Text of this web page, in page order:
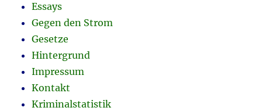
Essays
Gegen den Strom
Gesetze
Hintergrund
Impressum
Kontakt
Kriminalstatistik